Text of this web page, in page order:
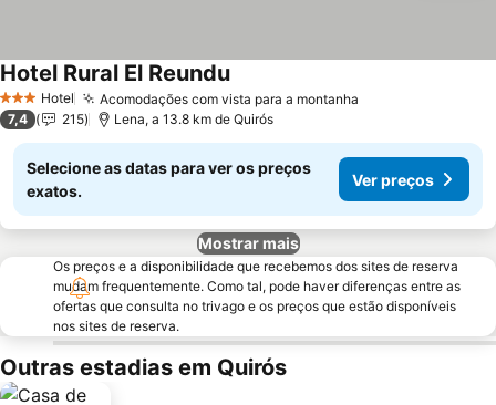
3 EstrelasHotel Acomodações com vista para a montanha
Hotel Rural El ReunduVer preços
7,4 215 Lena, a 13.8 km de Quirós
Selecione as datas para ver os preços
exatos.
Ver preços
Mostrar mais
Os preços e a disponibilidade que recebemos dos sites de reserva
mudam frequentemente. Como tal, pode haver diferenças entre as
ofertas que consulta no trivago e os preços que estão disponíveis
nos sites de reserva.
Outras estadias em Quirós